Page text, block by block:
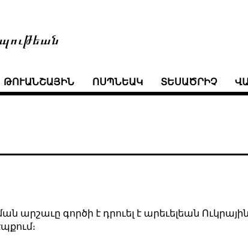
ԹՈՒԱՆՇԱՅԻՆ ՈՍՊՆԵԱԿ ՏԵՍԱԾՐԻՉ
գործի է դրուել է արեւելեան